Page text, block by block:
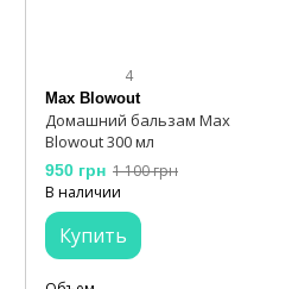
4
Max Blowout
Домашний бальзам Max
Blowout 300 мл
950 грн 1 100 грн
В наличии
Купить